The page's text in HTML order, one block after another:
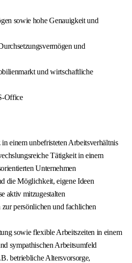
sowie hohe Genauigkeit und
und
und wirtschaftliche
Office
einem unbefristeten Arbeitsverhältnis
Tätigkeit in einem
Unternehmen
die Möglichkeit, eigene Ideen
aktiv mitzugestalten
persönlichen und fachlichen
sowie flexible Arbeitszeiten in einem
sympathischen Arbeitsumfeld
betriebliche Altersvorsorge,